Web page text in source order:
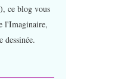
ce blog vous
l'Imaginaire,
dessinée.